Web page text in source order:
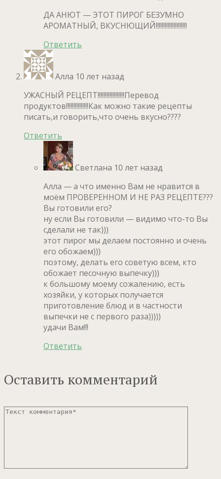
ДА АНЮТ — ЭТОТ ПИРОГ БЕЗУМНО
АРОМАТНЫЙ, ВКУСНЮЩИЙ!!!!!!!!!!!!!!!!!!!!!
Ответить
Алла 10 лет назад
УЖАСНЫЙ РЕЦЕПТ!!!!!!!!!!!!!!!!!!Перевод
продуктов!!!!!!!!!!!!!!!Как можно такие рецепты
писать,и говорить,что очень вкусно????
Ответить
Светлана 10 лет назад
Алла — а что именно Вам не нравится в
моём ПРОВЕРЕННОМ И НЕ РАЗ РЕЦЕПТЕ???
Вы готовили его?
ну если Вы готовили — видимо что-то Вы
сделали не так)))
этот пирог мы делаем постоянно и очень
его обожаем)))
поэтому, делать его советую всем, кто
обожает песочную выпечку)))
к большому моему сожалению, есть
хозяйки, у которых получается
приготовление блюд и в частности
выпечки не с первого раза)))))
удачи Вам!!!
Ответить
Оставить комментарий